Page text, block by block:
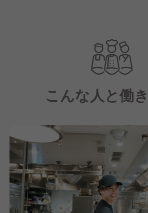
スタッフが焼き方をサポートする
人のあたたかさを感じる接客で、家
世代に親しまれています。
こんな人と働